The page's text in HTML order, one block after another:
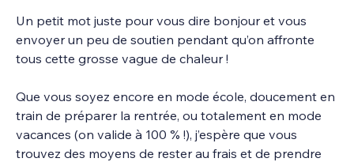
Un petit mot juste pour vous dire bonjour et vous
envoyer un peu de soutien pendant qu’on affronte
tous cette grosse vague de chaleur !
Que vous soyez encore en mode école, doucement en
train de préparer la rentrée, ou totalement en mode
vacances (on valide à 100 % !), j’espère que vous
trouvez des moyens de rester au frais et de prendre